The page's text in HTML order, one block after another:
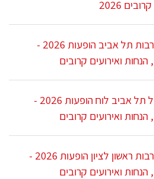
2026
היכל התרבות תל אביב הופעות 2026 -
הנחות ואירועים קרובים
בית החייל תל אביב לוח הופעות 2026 -
הנחות ואירועים קרובים
היכל התרבות ראשון לציון הופעות 2026 -
הנחות ואירועים קרובים